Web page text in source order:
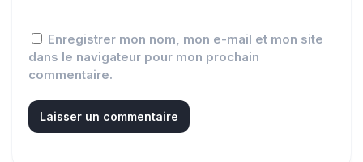
Enregistrer mon nom, mon e-mail et mon site
dans le navigateur pour mon prochain
commentaire.